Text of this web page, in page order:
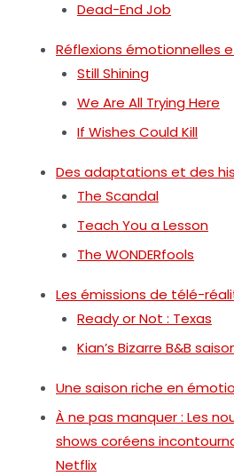
Dead-End Job
Réflexions émotionnelles
Still Shining
We Are All Trying Here
If Wishes Could Kill
Des adaptations et des
The Scandal
Teach You a Lesson
The WONDERfools
Les émissions de télé-
Ready or Not : Texas
Kian’s Bizarre B&B
Une saison riche en
À ne pas manquer : Les
shows coréens
Netflix